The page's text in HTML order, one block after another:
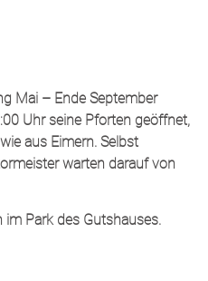
Mai – Ende September
Uhr seine Pforten geöffnet,
aus Eimern. Selbst
warten darauf von
im Park des Gutshauses.